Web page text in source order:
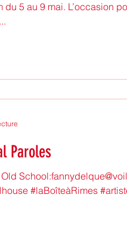
du 5 au 9 mai. L’occasion
Paroles
#laBoîteàRimes